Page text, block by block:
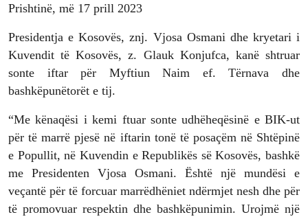
Prishtinë, më 17 prill 2023
Presidentja e Kosovës, znj. Vjosa Osmani dhe kryetari i
Kuvendit të Kosovës, z. Glauk Konjufca, kanë shtruar
sonte iftar për Myftiun Naim ef. Tërnava dhe
bashkëpunëtorët e tij.
“Me kënaqësi i kemi ftuar sonte udhëheqësinë e BIK-ut
për të marrë pjesë në iftarin tonë të posaçëm në Shtëpinë
e Popullit, në Kuvendin e Republikës së Kosovës, bashkë
me Presidenten Vjosa Osmani. Është një mundësi e
veçantë për të forcuar marrëdhëniet ndërmjet nesh dhe për
të promovuar respektin dhe bashkëpunimin. Urojmë një